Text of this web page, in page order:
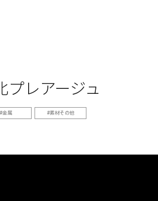
プレアージュ
金属 素材その他